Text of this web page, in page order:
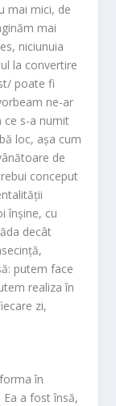
mai mici, de
mai
niciunuia
la convertire
poate fi
ne-ar
ce s-a numit
loc, așa cum
de
conceput
înșine, cu
decât
putem face
realiza în
zi,
în
a fost însă,